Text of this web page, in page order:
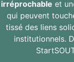
irréprochable et
qui peuvent
tissé des liens
institutionnels.